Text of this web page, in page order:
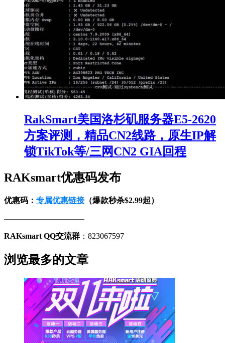
RakSmart美国洛杉矶服务器E5-2620
方案评测，精品CN2线路，原生IP解
锁TikTok等/三网CN2 GIA回程
RAKsmart优惠码发布
优惠码： 专属优惠链接（爆款秒杀$2.99起）
——————————
RAKsmart QQ交流群 ：823067597
浏览最多的文章